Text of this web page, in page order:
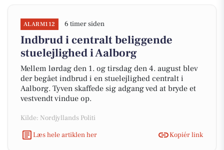
ALARM112 6 timer siden
Indbrud i centralt beliggende
stuelejlighed i Aalborg
Mellem lørdag den 1. og tirsdag den 4. august blev
der begået indbrud i en stuelejlighed centralt i
Aalborg. Tyven skaffede sig adgang ved at bryde et
vestvendt vindue op.
Kilde: Nordjyllands Politi
Læs hele artiklen her
Kopiér link